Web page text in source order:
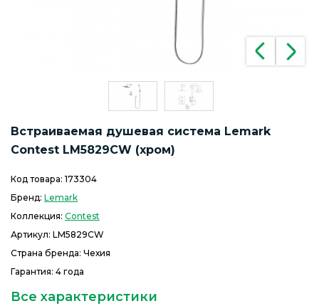
Встраиваемая душевая система Lemark
Contest LM5829CW (хром)
Код товара: 173304
Бренд: Lemark
Коллекция: Contest
Артикул: LM5829CW
Страна бренда: Чехия
Гарантия: 4 года
Все характеристики